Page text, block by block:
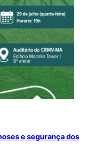
e segurança dos